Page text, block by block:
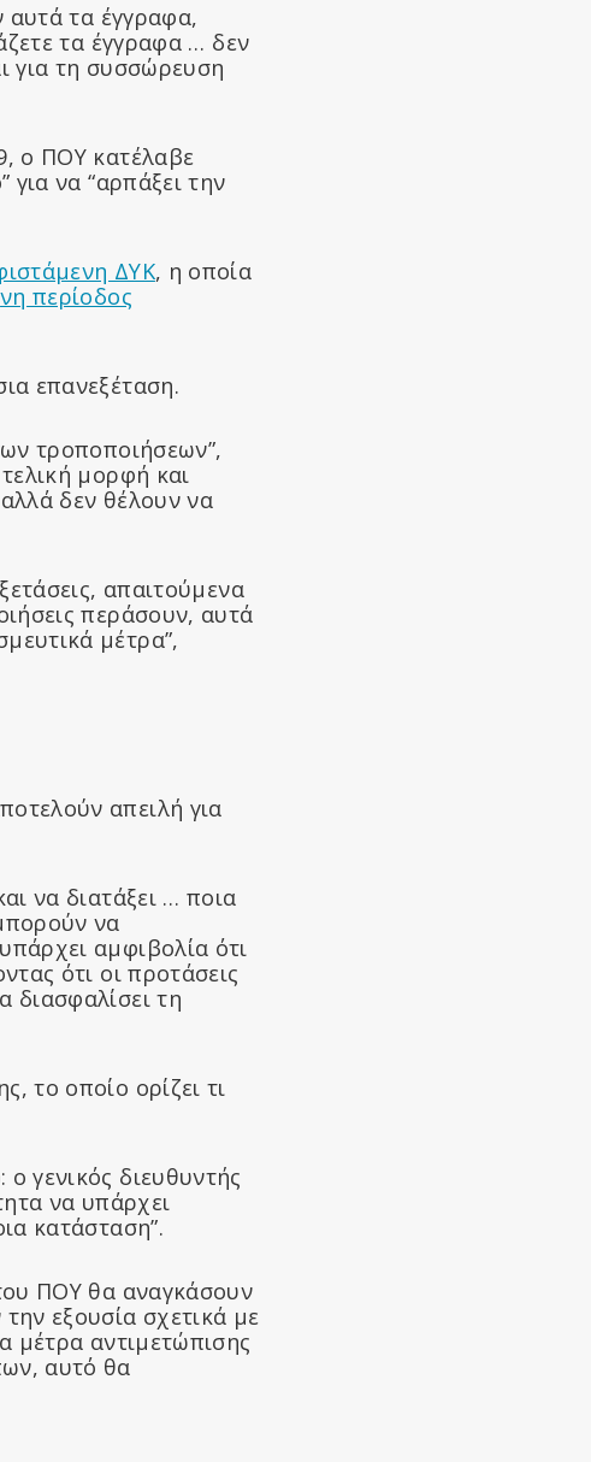
αυτά τα έγγραφα,
τα έγγραφα … δεν
για τη συσσώρευση
ο ΠΟΥ κατέλαβε
για να “αρπάξει την
ΔΥΚ, η οποία
περίοδος
επανεξέταση.
τροποποιήσεων”,
μορφή και
δεν θέλουν να
απαιτούμενα
περάσουν, αυτά
μέτρα”,
απειλή για
να διατάξει … ποια
να
αμφιβολία ότι
ότι οι προτάσεις
διασφαλίσει τη
το οποίο ορίζει τι
γενικός διευθυντής
να υπάρχει
κατάσταση”.
ΠΟΥ θα αναγκάσουν
εξουσία σχετικά με
μέτρα αντιμετώπισης
αυτό θα